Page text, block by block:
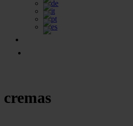
cremas